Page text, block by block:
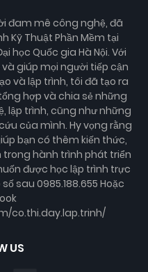
đam mê công nghệ, đã
Kỹ Thuật Phần Mềm tại
học Quốc gia Hà Nội. Với
giúp mọi người tiếp cận
và lập trình, tôi đã tạo ra
hợp và chia sẻ những
lập trình, cũng như những
của mình. Hy vọng rằng
bạn có thêm kiến thức,
hành trình phát triển
được học lập trình trực
sau 0985.188.655 Hoặc
co.thi.day.lap.trinh/
US